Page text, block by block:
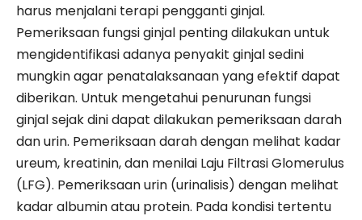
harus menjalani terapi pengganti ginjal.
Pemeriksaan fungsi ginjal penting dilakukan untuk
mengidentifikasi adanya penyakit ginjal sedini
mungkin agar penatalaksanaan yang efektif dapat
diberikan. Untuk mengetahui penurunan fungsi
ginjal sejak dini dapat dilakukan pemeriksaan darah
dan urin. Pemeriksaan darah dengan melihat kadar
ureum, kreatinin, dan menilai Laju Filtrasi Glomerulus
(LFG). Pemeriksaan urin (urinalisis) dengan melihat
kadar albumin atau protein. Pada kondisi tertentu